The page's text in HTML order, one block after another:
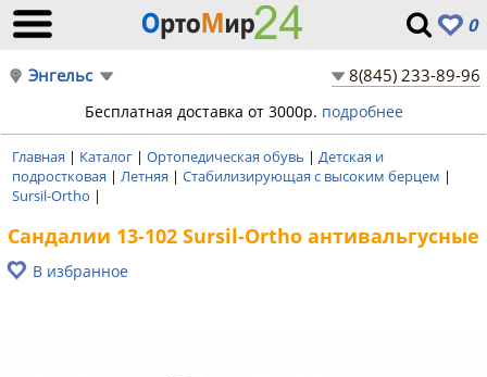
0
Энгельс 8(845) 233-89-96
Бесплатная доставка от 3000р. подробнее
Главная | Каталог | Ортопедическая обувь | Детская и
подростковая | Летняя | Стабилизирующая с высоким берцем |
Sursil-Ortho |
Сандалии 13-102 Sursil-Ortho антивальгусные
В избранное